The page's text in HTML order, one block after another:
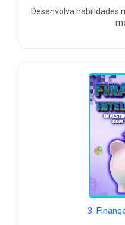
Desenvolva habilidades
3.